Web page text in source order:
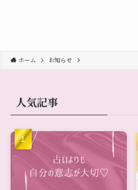
ホーム お知らせ
人気記事